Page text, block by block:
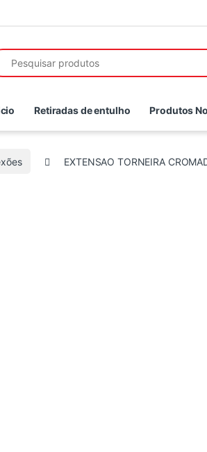
for:
Retiradas de entulho Produtos
EXTENSAO TORNEIRA